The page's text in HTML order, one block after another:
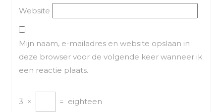
Website
Mijn naam, e-mailadres en website opslaan in
deze browser voor de volgende keer wanneer ik
een reactie plaats.
3 × = eighteen